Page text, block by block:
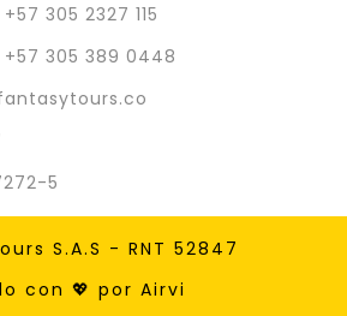
305 2327 115
305 389 0448
5
S.A.S - RNT 52847
con 💖 por Airvi